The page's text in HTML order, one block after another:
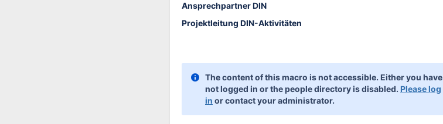
Ansprechpartner DIN
Projektleitung DIN-Aktivitäten
The content of this macro is not accessible. Either you have
not logged in or the people directory is disabled. Please log
in or contact your administrator.